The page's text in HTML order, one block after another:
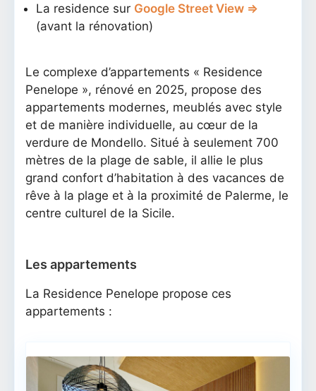
La residence sur Google Street View ⇒
(avant la rénovation)
Le complexe d’appartements « Residence
Penelope », rénové en 2025, propose des
appartements modernes, meublés avec style
et de manière individuelle, au cœur de la
verdure de Mondello. Situé à seulement 700
mètres de la plage de sable, il allie le plus
grand confort d’habitation à des vacances de
rêve à la plage et à la proximité de Palerme, le
centre culturel de la Sicile.
Les appartements
La Residence Penelope propose ces
appartements :